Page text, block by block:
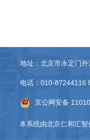
地址：北京市永定门
电话：010-87244116
京公网安备
本系统由北京仁和汇智